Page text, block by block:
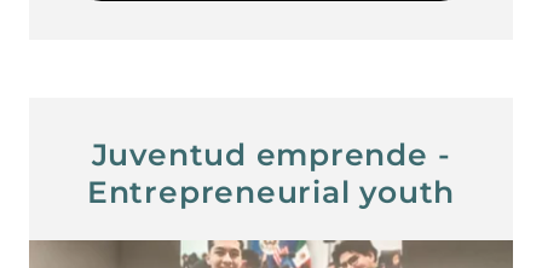
Juventud emprende -
Entrepreneurial youth